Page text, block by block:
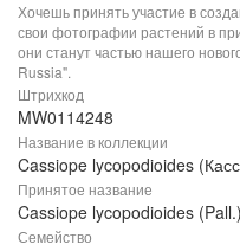
Хочешь принять участие в
свои фотографии растений в
они станут частью нашего
Russia".
Штрихкод
MW0114248
Название в коллекции
Cassiope lycopodioides
Принятое название
Cassiope lycopodioides
Семейство